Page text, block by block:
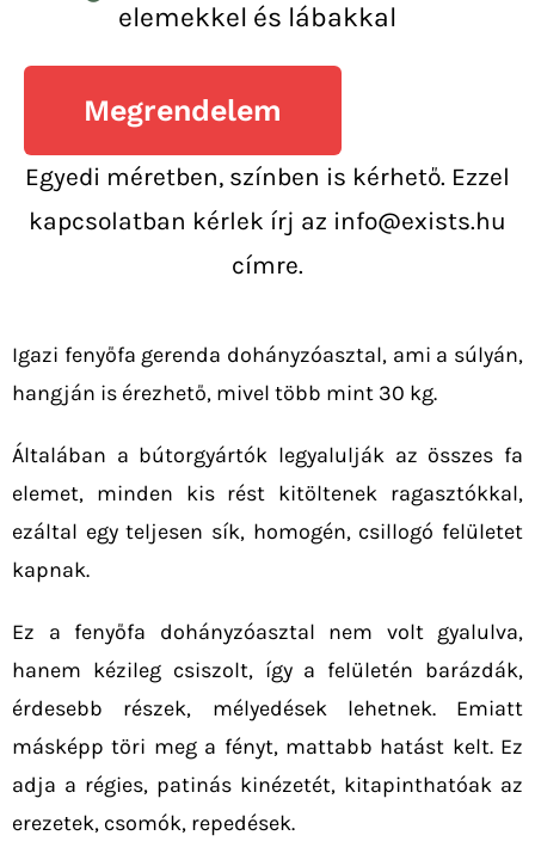
elemekkel és lábakkal
Megrendelem
Egyedi méretben, színben is kérhető. Ezzel
kapcsolatban kérlek írj az info@exists.hu
címre.
Igazi fenyőfa gerenda dohányzóasztal, ami a súlyán,
hangján is érezhető, mivel több mint 30 kg.
Általában a bútorgyártók legyalulják az összes fa
elemet, minden kis rést kitöltenek ragasztókkal,
ezáltal egy teljesen sík, homogén, csillogó felületet
kapnak.
Ez a fenyőfa dohányzóasztal nem volt gyalulva,
hanem kézileg csiszolt, így a felületén barázdák,
érdesebb részek, mélyedések lehetnek. Emiatt
másképp töri meg a fényt, mattabb hatást kelt. Ez
adja a régies, patinás kinézetét, kitapinthatóak az
erezetek, csomók, repedések.